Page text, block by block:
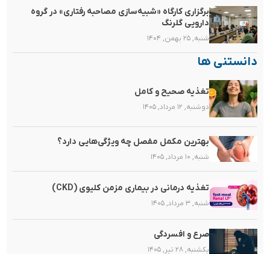
برگزاری کارگاه «شبیه‌سازی مصاحبه رفتاری» در گروه
دارویی گلرنگ
شنبه, ۲۵ بهمن, ۱۴۰۴
دانستنی ها
تغذیه صحیح و کامل
دوشنبه, ۱۲ مرداد, ۱۴۰۵
بهترین مکمل مفصل چه ویژگی‌هایی دارد؟
شنبه, ۱۰ مرداد, ۱۴۰۵
تغذیه‌ درمانی در بیماری مزمن کلیوی (CKD)
شنبه, ۳ مرداد, ۱۴۰۵
صرع و افسردگی
یکشنبه, ۲۸ تیر, ۱۴۰۵